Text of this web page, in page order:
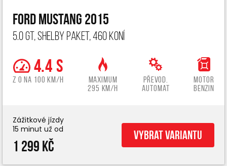
Ford Mustang 2015
5.0 GT, Shelby paket, 460 koní
4.4 s
z 0 na 100 km/h
Maximum
295 km/h
Převod.
automat
Motor
benzin
Zážitkové jízdy
15 minut už od
1 299 Kč
Vybrat variantu